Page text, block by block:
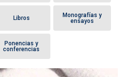
Libros
Monografías y
ensayos
Ponencias y
conferencias